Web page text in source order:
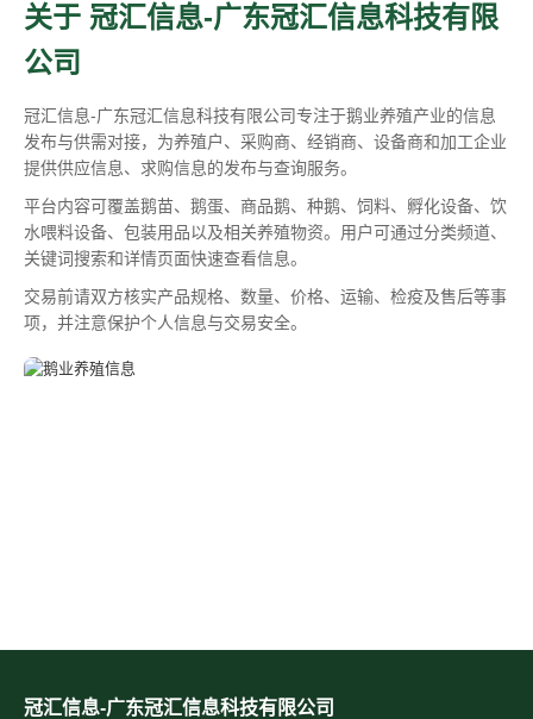
关于 冠汇信息-广东冠汇信息科技有限
公司
冠汇信息-广东冠汇信息科技有限公司专注于鹅业养殖产业的信息
发布与供需对接，为养殖户、采购商、经销商、设备商和加工企业
提供供应信息、求购信息的发布与查询服务。
平台内容可覆盖鹅苗、鹅蛋、商品鹅、种鹅、饲料、孵化设备、饮
水喂料设备、包装用品以及相关养殖物资。用户可通过分类频道、
关键词搜索和详情页面快速查看信息。
交易前请双方核实产品规格、数量、价格、运输、检疫及售后等事
项，并注意保护个人信息与交易安全。
冠汇信息-广东冠汇信息科技有限公司